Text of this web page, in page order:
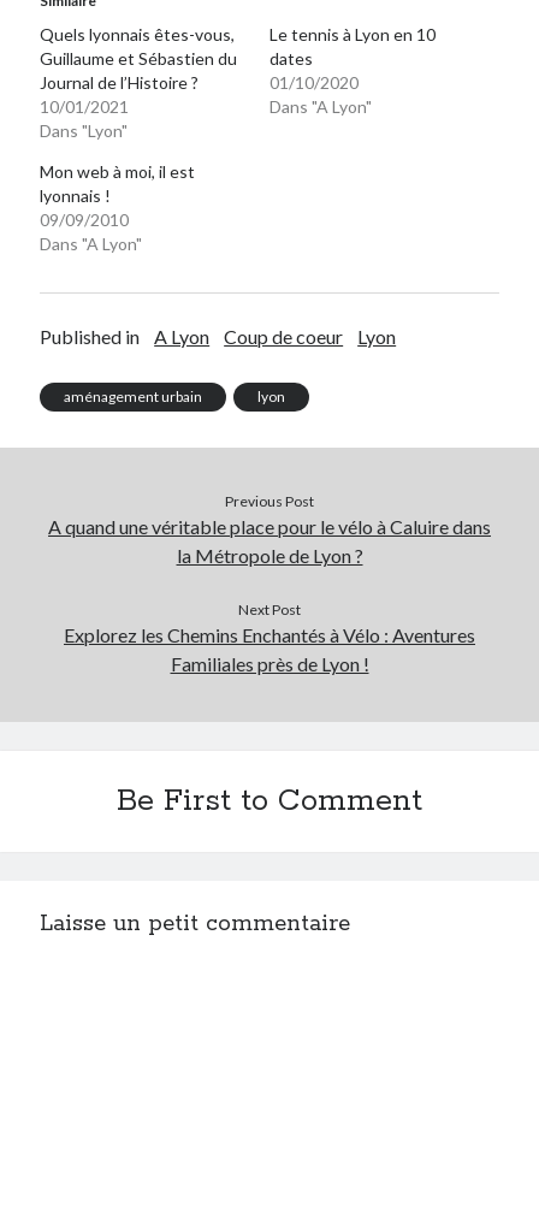
Quels lyonnais êtes-vous,
Guillaume et Sébastien du
Journal de l’Histoire ?
10/01/2021
Dans "Lyon"
Le tennis à Lyon en 10
dates
01/10/2020
Dans "A Lyon"
Mon web à moi, il est
lyonnais !
09/09/2010
Dans "A Lyon"
Published in A Lyon Coup de coeur Lyon
aménagement urbain lyon
Previous Post
A quand une véritable place pour le vélo à Caluire dans
la Métropole de Lyon ?
Next Post
Explorez les Chemins Enchantés à Vélo : Aventures
Familiales près de Lyon !
Be First to Comment
Laisse un petit commentaire